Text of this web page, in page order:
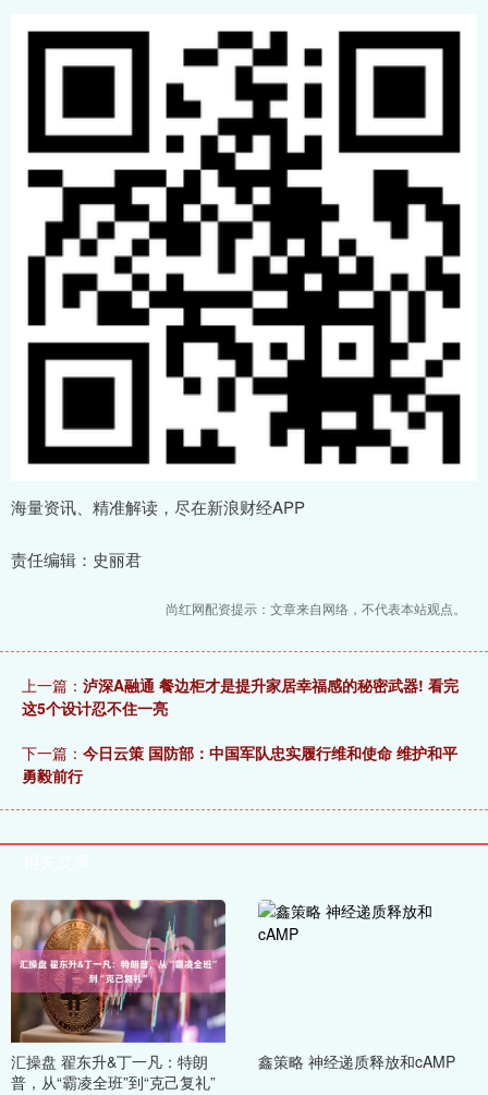
海量资讯、精准解读，尽在新浪财经APP
责任编辑：史丽君
尚红网配资提示：文章来自网络，不代表本站观点。
上一篇： 泸深A融通 餐边柜才是提升家居幸福感的秘密武器! 看完
这5个设计忍不住一亮
下一篇： 今日云策 国防部：中国军队忠实履行维和使命 维护和平
勇毅前行
汇操盘 翟东升&丁一凡：特朗
普，从“霸凌全班”到“克己复礼”
鑫策略 神经递质释放和cAMP